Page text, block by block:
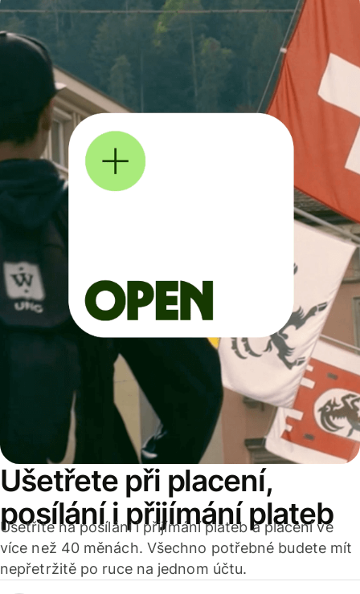
Ušetřete při placení,
posílání i přijímání plateb
Ušetříte na posílání i přijímání plateb a placení ve
více než 40 měnách. Všechno potřebné budete mít
nepřetržitě po ruce na jednom účtu.